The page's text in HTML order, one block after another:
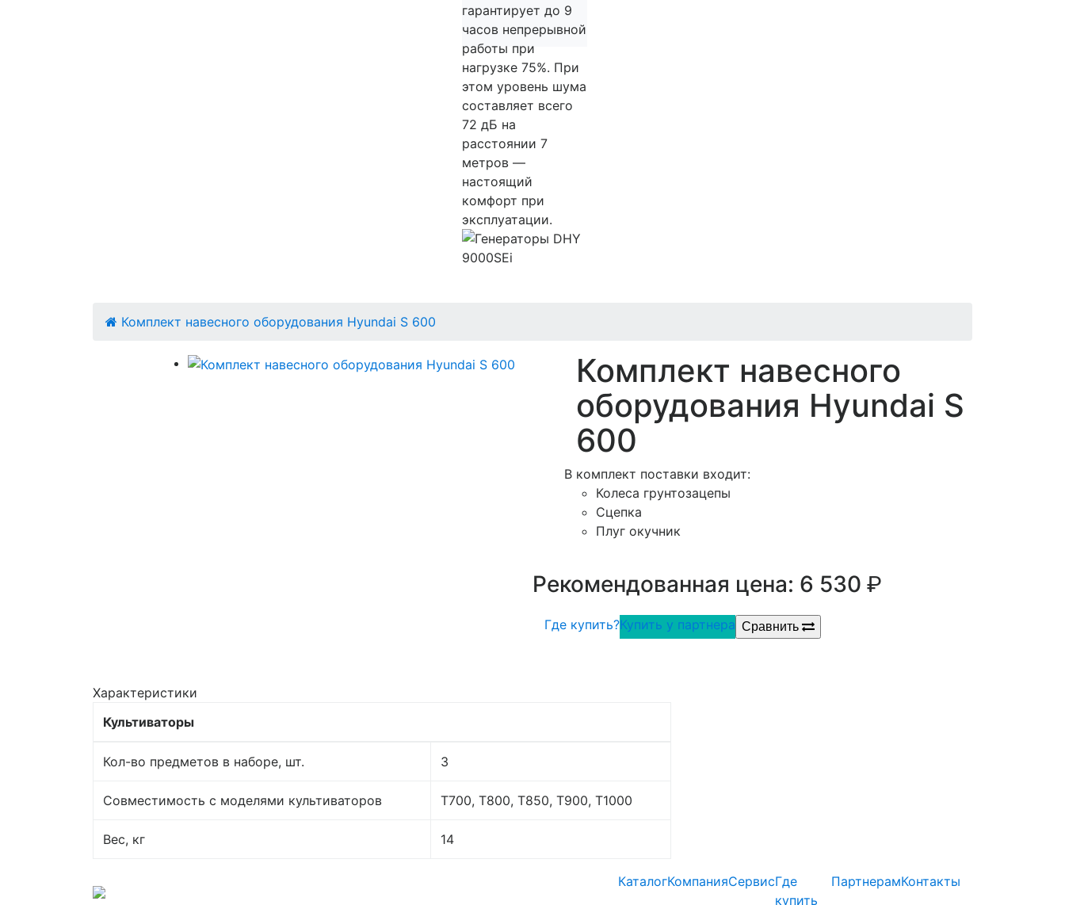
гарантирует до 9
часов непрерывной
работы при
нагрузке 75%. При
этом уровень шума
составляет всего
72 дБ на
расстоянии 7
метров —
настоящий
комфорт при
эксплуатации.
Комплект навесного оборудования Hyundai S 600
Комплект навесного
оборудования Hyundai S
600
В комплект поставки входит:
Колеса грунтозацепы
Сцепка
Плуг окучник
Рекомендованная цена: 6 530 р.
Где купить?Купить у партнера Сравнить
Характеристики
Культиваторы
Кол-во предметов в наборе, шт. 3
Совместимость с моделями культиваторов T700, T800, T850, T900, T1000
Вес, кг 14
КаталогКомпанияСервисГде
купить
ПартнерамКонтакты